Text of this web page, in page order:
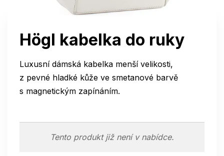
Högl kabelka do ruky
Luxusní dámská kabelka menší velikosti,
z pevné hladké kůže ve smetanové barvě
s magnetickým zapínáním.
Tento produkt již není v nabídce.